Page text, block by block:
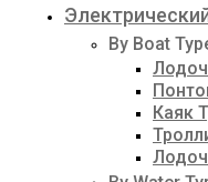
By Boat
Каяк